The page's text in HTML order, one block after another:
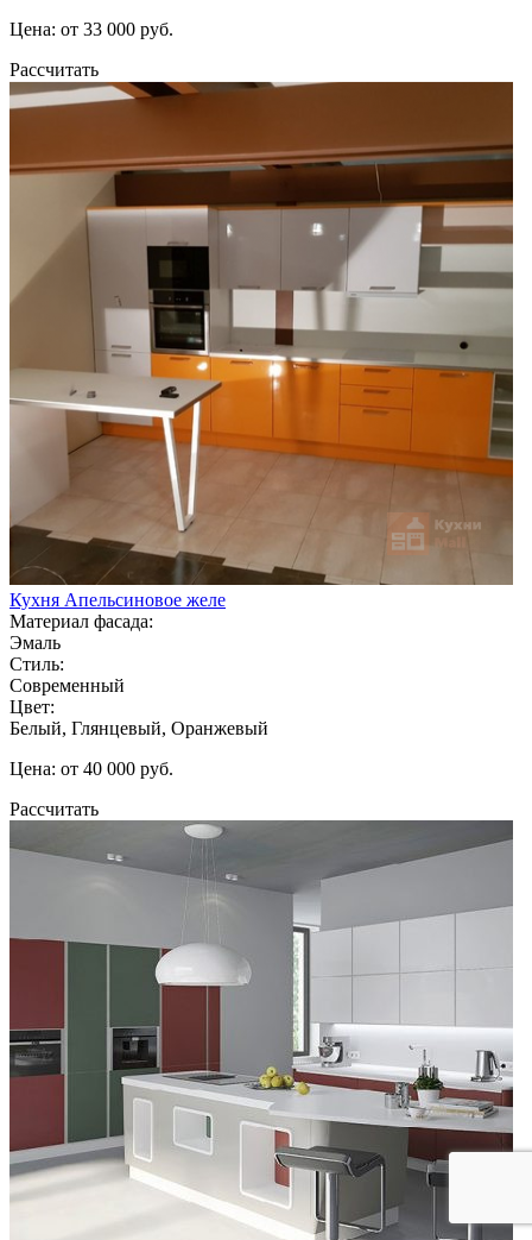
Цена: от 33 000 руб.
Рассчитать
Кухня Апельсиновое желе
Материал фасада:
Эмаль
Стиль:
Современный
Цвет:
Белый, Глянцевый, Оранжевый
Цена: от 40 000 руб.
Рассчитать